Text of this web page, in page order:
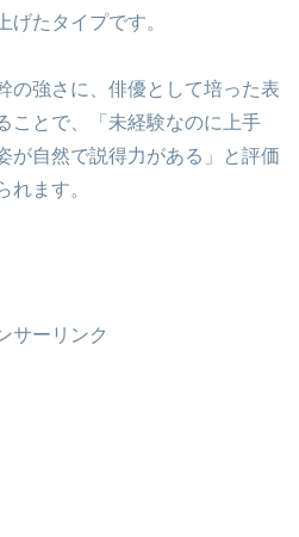
げたタイプです。
の強さに、俳優として培った表
ことで、「未経験なのに上手
が自然で説得力がある」と評価
れます。
サーリンク